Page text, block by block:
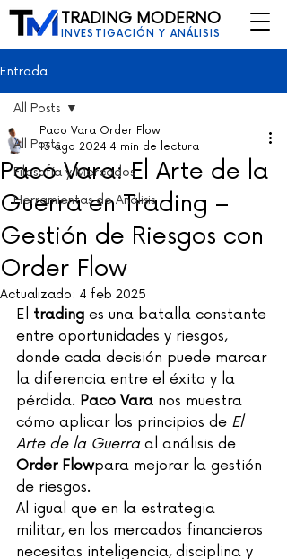
TRADING MODERNO
INVESTIGACIÓN Y ANÁLISIS
Entrada
All Posts
Filosofía y Mercados
Herramientas de Análisis
All Posts
Paco Vara: El Arte de la
Guerra en Trading –
Gestión de Riesgos con
Order Flow
Paco Vara Order Flow
13 ago 2024 4 min de lectura
Actualizado: 4 feb 2025
El trading es una batalla constante
entre oportunidades y riesgos,
donde cada decisión puede marcar
la diferencia entre el éxito y la
pérdida. Paco Vara nos muestra
cómo aplicar los principios de El
Arte de la Guerra al análisis de
Order Flowpara mejorar la gestión
de riesgos.
Al igual que en la estrategia
militar, en los mercados financieros
necesitas inteligencia, disciplina y